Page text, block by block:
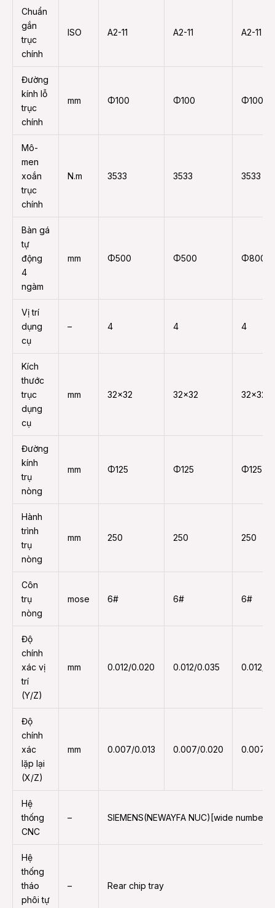
Chuẩn
gắn
trục
chính
ISO A2-11 A2-11 A2-11
Đường
kính lỗ
trục
chính
mm Φ100 Φ100 Φ100
Mô-
men
xoắn
trục
chính
N.m 3533 3533 3533
Bàn gá
tự
động
4
ngàm
mm Φ500 Φ500 Φ800
Vị trí
dụng
cụ
– 4 4 4
Kích
thước
trục
dụng
cụ
mm 32×32 32×32 32×32
Đường
kính
trụ
nòng
mm Φ125 Φ125 Φ125
Hành
trình
trụ
nòng
mm 250 250 250
Côn
trụ
nòng
mose 6# 6# 6#
Độ
chính
xác vị
trí
(Y/Z)
mm 0.012/0.020 0.012/0.035 0.012/
Độ
chính
xác
lặp lại
(X/Z)
mm 0.007/0.013 0.007/0.020 0.007/
Hệ
thống
CNC
– SIEMENS(NEWAYFA NUC)[wide number]
Hệ
thống
tháo
phôi tự
– Rear chip tray